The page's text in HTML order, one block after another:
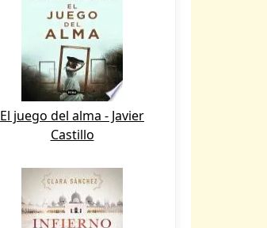
El juego del alma - Javier
Castillo